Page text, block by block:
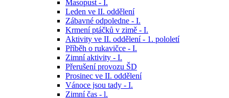
Masopust - I.
Leden ve II. oddělení
Zábavné odpoledne - I.
Krmení ptáčků v zimě - I.
Aktivity ve II. oddělení - 1. pololetí
Příběh o rukavičce - I.
Zimní aktivity - I.
Přerušení provozu ŠD
Prosinec ve II. oddělení
Vánoce jsou tady - I.
Zimní čas - l.